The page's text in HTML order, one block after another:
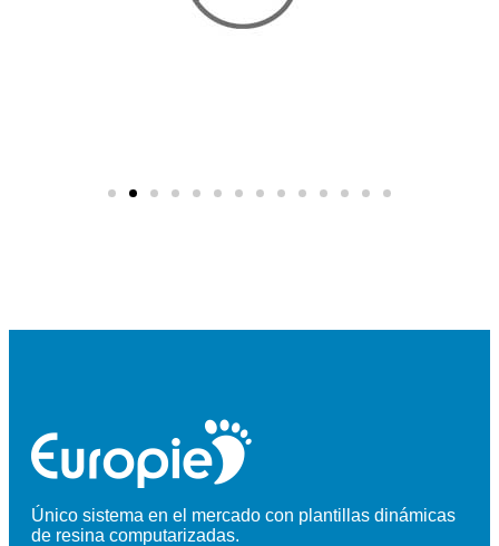
Único sistema en el mercado con plantillas dinámicas
de resina computarizadas.